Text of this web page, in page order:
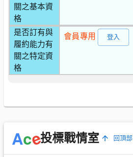
關之基本資
格
是否訂有與
履約能力有
關之特定資
格
會員專用 登入
Ace投標戰情室 回頂部